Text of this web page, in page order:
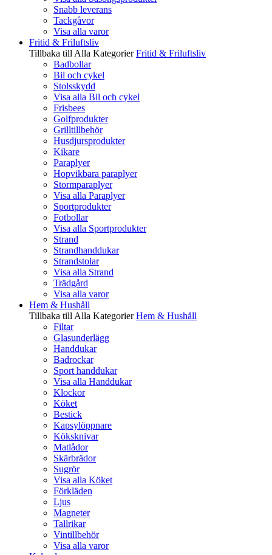
Snabb leverans
Tackgåvor
Visa alla varor
Fritid & Friluftsliv
Tillbaka till Alla Kategorier Fritid & Friluftsliv
Badbollar
Bil och cykel
Stolsskydd
Visa alla Bil och cykel
Frisbees
Golfprodukter
Grilltillbehör
Husdjursprodukter
Kikare
Paraplyer
Hopvikbara paraplyer
Stormparaplyer
Visa alla Paraplyer
Sportprodukter
Fotbollar
Visa alla Sportprodukter
Strand
Strandhanddukar
Strandstolar
Visa alla Strand
Trädgård
Visa alla varor
Hem & Hushåll
Tillbaka till Alla Kategorier Hem & Hushåll
Filtar
Glasunderlägg
Handdukar
Badrockar
Sport handdukar
Visa alla Handdukar
Klockor
Köket
Bestick
Kapsylöppnare
Köksknivar
Matlådor
Skärbrädor
Sugrör
Visa alla Köket
Förkläden
Ljus
Magneter
Tallrikar
Vintillbehör
Visa alla varor